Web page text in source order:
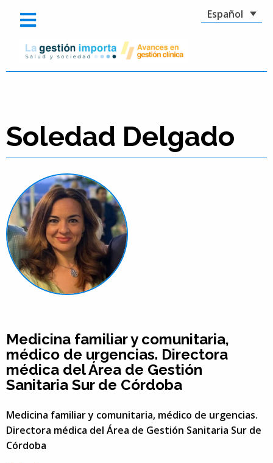
Español
Soledad Delgado
Medicina familiar y comunitaria,
médico de urgencias. Directora
médica del Área de Gestión
Sanitaria Sur de Córdoba
Medicina familiar y comunitaria, médico de urgencias.
Directora médica del Área de Gestión Sanitaria Sur de
Córdoba